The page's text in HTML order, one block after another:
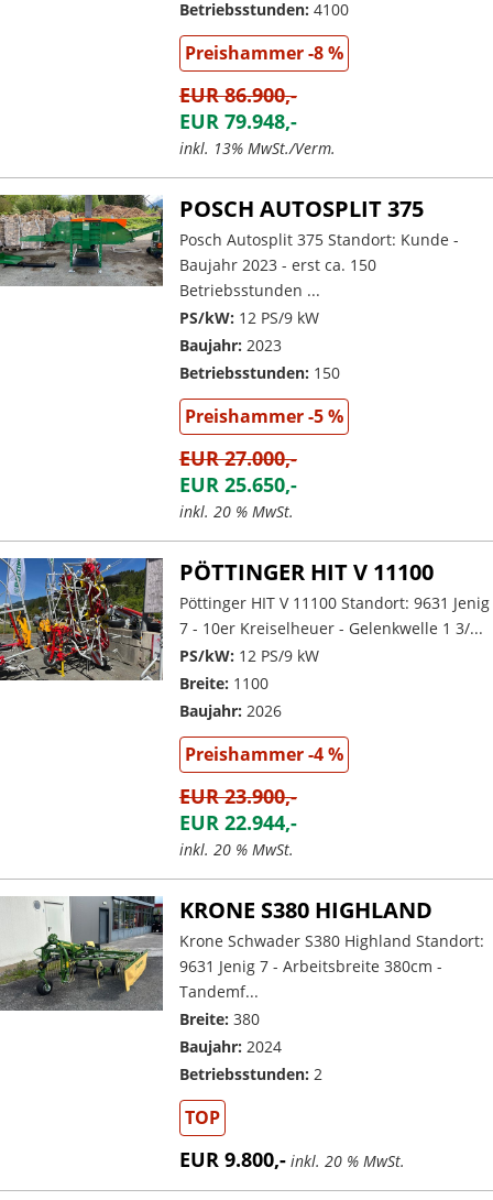
Betriebsstunden: 4100
Preishammer -8 %
EUR 86.900,-
EUR 79.948,-
inkl. 13% MwSt./Verm.
POSCH AUTOSPLIT 375
Posch Autosplit 375 Standort: Kunde -
Baujahr 2023 - erst ca. 150
Betriebsstunden ...
PS/kW: 12 PS/9 kW
Baujahr: 2023
Betriebsstunden: 150
Preishammer -5 %
EUR 27.000,-
EUR 25.650,-
inkl. 20 % MwSt.
PÖTTINGER HIT V 11100
Pöttinger HIT V 11100 Standort: 9631 Jenig
7 - 10er Kreiselheuer - Gelenkwelle 1 3/...
PS/kW: 12 PS/9 kW
Breite: 1100
Baujahr: 2026
Preishammer -4 %
EUR 23.900,-
EUR 22.944,-
inkl. 20 % MwSt.
KRONE S380 HIGHLAND
Krone Schwader S380 Highland Standort:
9631 Jenig 7 - Arbeitsbreite 380cm -
Tandemf...
Breite: 380
Baujahr: 2024
Betriebsstunden: 2
TOP
EUR 9.800,- inkl. 20 % MwSt.